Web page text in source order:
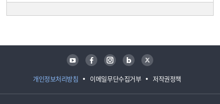
개인정보처리방침 이메일무단수집거부 저작권정책
유튜브 페이스북 인스타그램 블로그 트위터